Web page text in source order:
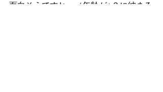
面白そうですね。（年齢が±３に納まる